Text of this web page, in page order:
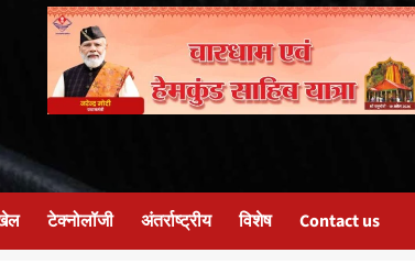
टेक्नोलॉजी अंतर्राष्ट्रीय विशेष Contact us